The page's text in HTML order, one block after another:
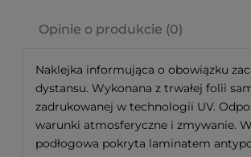
Opinie o produkcie (0)
Naklejka informująca o obowiązku
dystansu. Wykonana z trwałej folii
zadrukowanej w technologii UV.
warunki atmosferyczne i zmywanie.
podłogowa pokryta laminatem